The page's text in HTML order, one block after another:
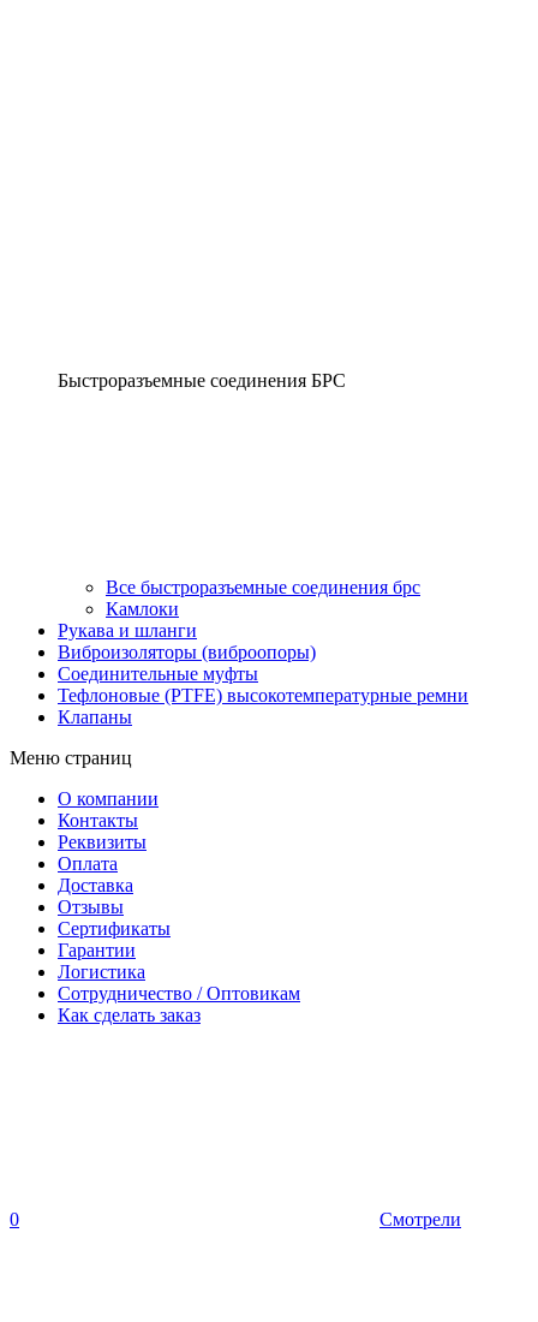
Быстроразъемные соединения БРС
Все быстроразъемные соединения брс
Камлоки
Рукава и шланги
Виброизоляторы (виброопоры)
Соединительные муфты
Тефлоновые (PTFE) высокотемпературные ремни
Клапаны
Меню страниц
О компании
Контакты
Реквизиты
Оплата
Доставка
Отзывы
Сертификаты
Гарантии
Логистика
Сотрудничество / Оптовикам
Как сделать заказ
0 Смотрели